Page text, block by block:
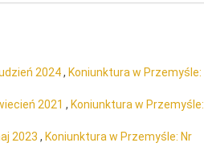
2024, Koniunktura w Przemyśle:
2021 , Koniunktura w Przemyśle:
2023 , Koniunktura w Przemyśle: Nr